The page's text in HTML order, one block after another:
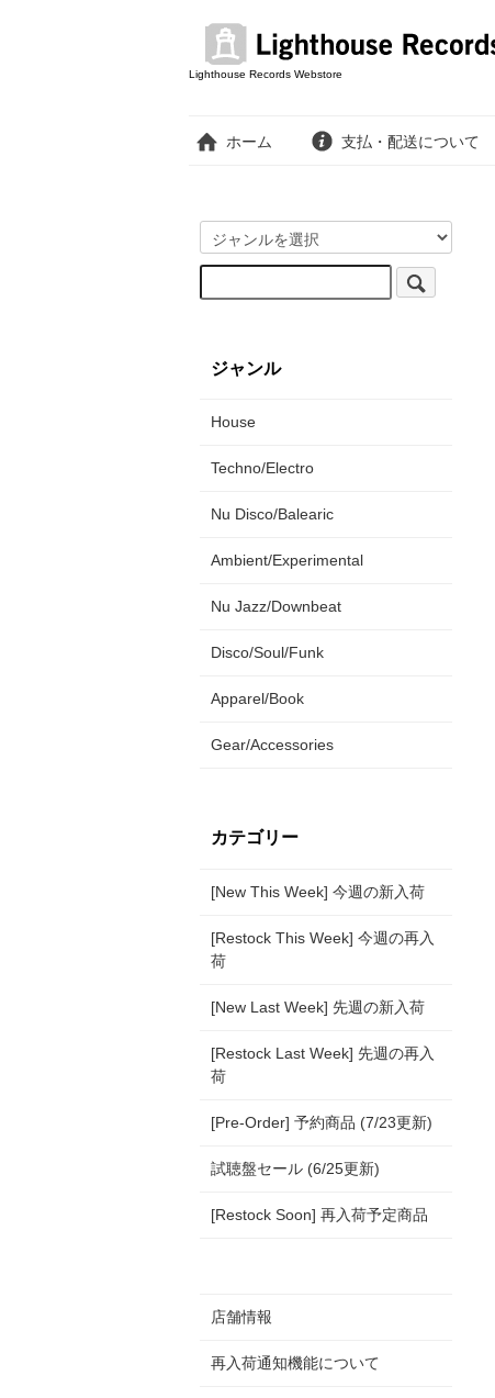
Lighthouse Records Webstore
ホーム 支払・配送について
ジャンル
House
Techno/Electro
Nu Disco/Balearic
Ambient/Experimental
Nu Jazz/Downbeat
Disco/Soul/Funk
Apparel/Book
Gear/Accessories
カテゴリー
[New This Week] 今週の新入荷
[Restock This Week] 今週の再入
荷
[New Last Week] 先週の新入荷
[Restock Last Week] 先週の再入
荷
[Pre-Order] 予約商品 (7/23更新)
試聴盤セール (6/25更新)
[Restock Soon] 再入荷予定商品
店舗情報
再入荷通知機能について